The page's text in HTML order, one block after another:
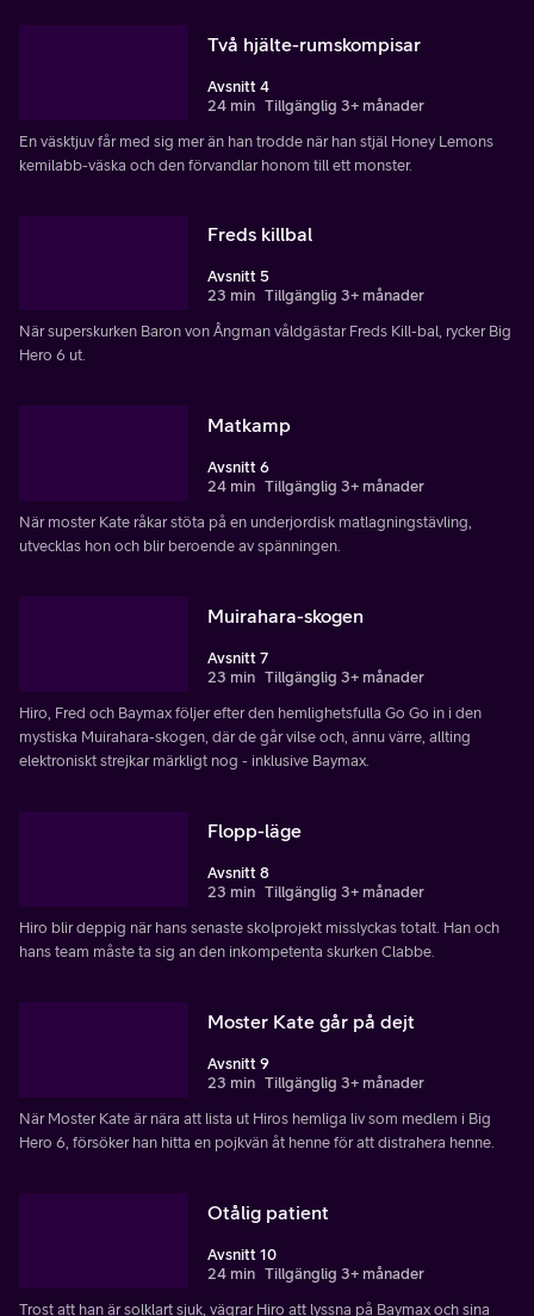
Två hjälte-rumskompisar
Avsnitt 4
24 min Tillgänglig 3+ månader
En väsktjuv får med sig mer än han trodde när han stjäl Honey Lemons
kemilabb-väska och den förvandlar honom till ett monster.
Freds killbal
Avsnitt 5
23 min Tillgänglig 3+ månader
När superskurken Baron von Ångman våldgästar Freds Kill-bal, rycker Big
Hero 6 ut.
Matkamp
Avsnitt 6
24 min Tillgänglig 3+ månader
När moster Kate råkar stöta på en underjordisk matlagningstävling,
utvecklas hon och blir beroende av spänningen.
Muirahara-skogen
Avsnitt 7
23 min Tillgänglig 3+ månader
Hiro, Fred och Baymax följer efter den hemlighetsfulla Go Go in i den
mystiska Muirahara-skogen, där de går vilse och, ännu värre, allting
elektroniskt strejkar märkligt nog - inklusive Baymax.
Flopp-läge
Avsnitt 8
23 min Tillgänglig 3+ månader
Hiro blir deppig när hans senaste skolprojekt misslyckas totalt. Han och
hans team måste ta sig an den inkompetenta skurken Clabbe.
Moster Kate går på dejt
Avsnitt 9
23 min Tillgänglig 3+ månader
När Moster Kate är nära att lista ut Hiros hemliga liv som medlem i Big
Hero 6, försöker han hitta en pojkvän åt henne för att distrahera henne.
Otålig patient
Avsnitt 10
24 min Tillgänglig 3+ månader
Trost att han är solklart sjuk, vägrar Hiro att lyssna på Baymax och sina